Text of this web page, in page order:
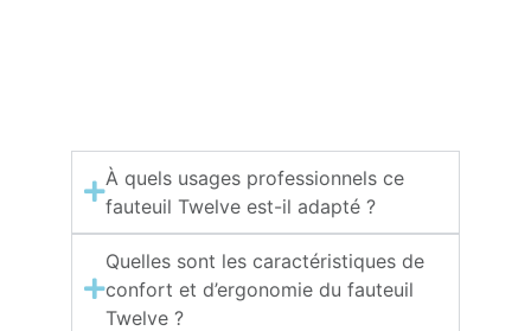
À quels usages professionnels ce
fauteuil Twelve est-il adapté ?
Quelles sont les caractéristiques de
confort et d’ergonomie du fauteuil
Twelve ?